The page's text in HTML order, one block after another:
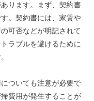
ります。まず、契約書
。契約書には、家賃や
可否などが明記されて
ラブルを避けるために
ついても注意が必要で
費用が発生することが